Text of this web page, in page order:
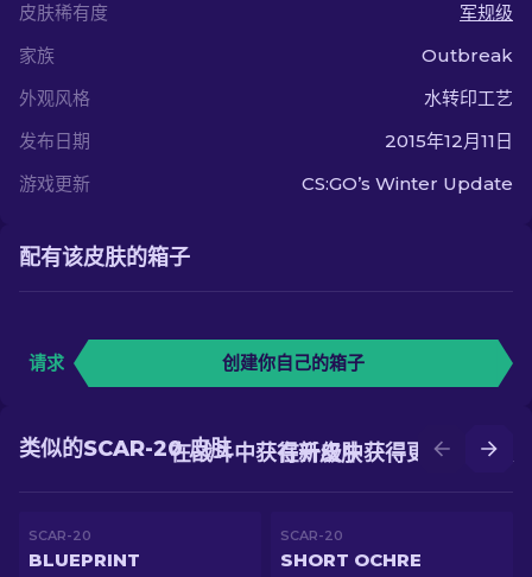
皮肤稀有度
军规级
家族
Outbreak
外观风格
水转印工艺
发布日期
2015年12月11日
游戏更新
CS:GO’s Winter Update
配有该皮肤的箱子
请求 创建你自己的箱子
在升级中获得更好的皮肤
在战斗中获得新皮肤
类似的SCAR-20 皮肤
SCAR-20
BLUEPRINT
SCAR-20
SHORT OCHRE